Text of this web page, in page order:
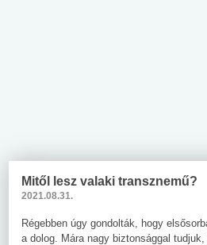
Mitől lesz valaki transznemű?
2021.08.31.
Régebben úgy gondolták, hogy
a dolog. Mára nagy biztonsággal